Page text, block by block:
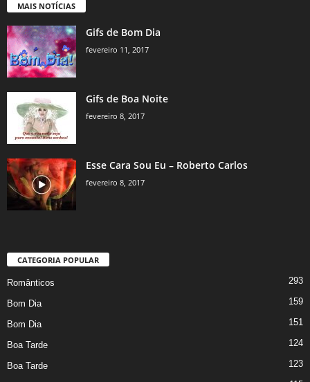
MAIS NOTÍCIAS
Gifs de Bom Dia
fevereiro 11, 2017
Gifs de Boa Noite
fevereiro 8, 2017
Esse Cara Sou Eu – Roberto Carlos
fevereiro 8, 2017
CATEGORIA POPULAR
Românticos 293
Bom Dia 159
Bom Dia 151
Boa Tarde 124
Boa Tarde 123